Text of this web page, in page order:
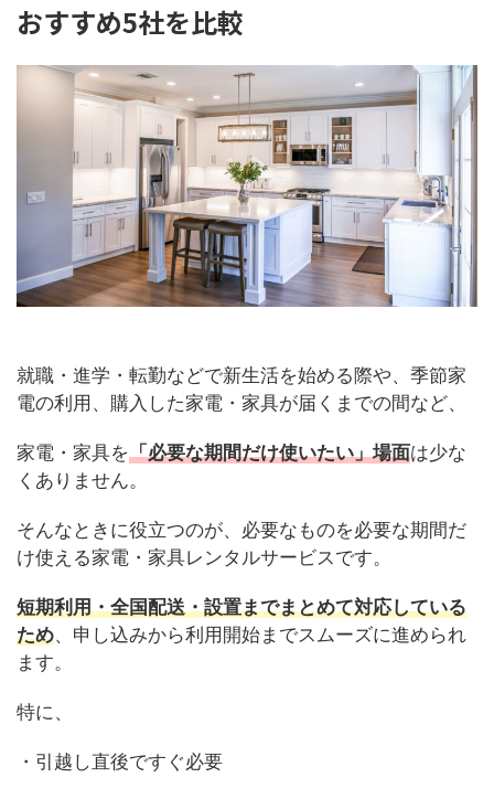
おすすめ5社を比較
就職・進学・転勤などで新生活を始める際や、季節家
電の利用、購入した家電・家具が届くまでの間など、
家電・家具を「必要な期間だけ使いたい」場面は少な
くありません。
そんなときに役立つのが、必要なものを必要な期間だ
け使える家電・家具レンタルサービスです。
短期利用・全国配送・設置までまとめて対応している
ため、申し込みから利用開始までスムーズに進められ
ます。
特に、
・引越し直後ですぐ必要